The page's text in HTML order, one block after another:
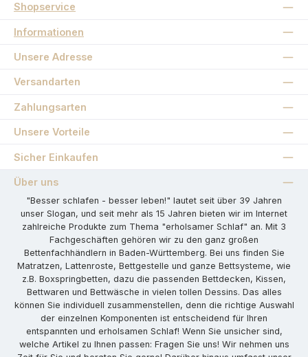
Shopservice
Informationen
Unsere Adresse
Versandarten
Zahlungsarten
Unsere Vorteile
Sicher Einkaufen
Über uns
"Besser schlafen - besser leben!" lautet seit über 39 Jahren
unser Slogan, und seit mehr als 15 Jahren bieten wir im Internet
zahlreiche Produkte zum Thema "erholsamer Schlaf" an. Mit 3
Fachgeschäften gehören wir zu den ganz großen
Bettenfachhändlern in Baden-Württemberg. Bei uns finden Sie
Matratzen, Lattenroste, Bettgestelle und ganze Bettsysteme, wie
z.B. Boxspringbetten, dazu die passenden Bettdecken, Kissen,
Bettwaren und Bettwäsche in vielen tollen Dessins. Das alles
können Sie individuell zusammenstellen, denn die richtige Auswahl
der einzelnen Komponenten ist entscheidend für Ihren
entspannten und erholsamen Schlaf! Wenn Sie unsicher sind,
welche Artikel zu Ihnen passen: Fragen Sie uns! Wir nehmen uns